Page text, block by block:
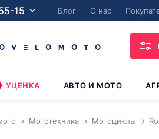
15 Блог О нас
УЦЕНКА АВТО И МОТО
Мототехника Мотоциклы